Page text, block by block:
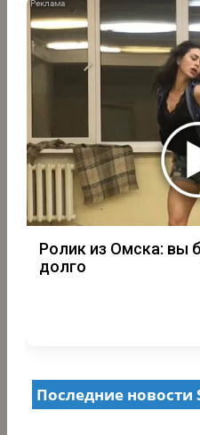
Ролик из Омска: вы
долго